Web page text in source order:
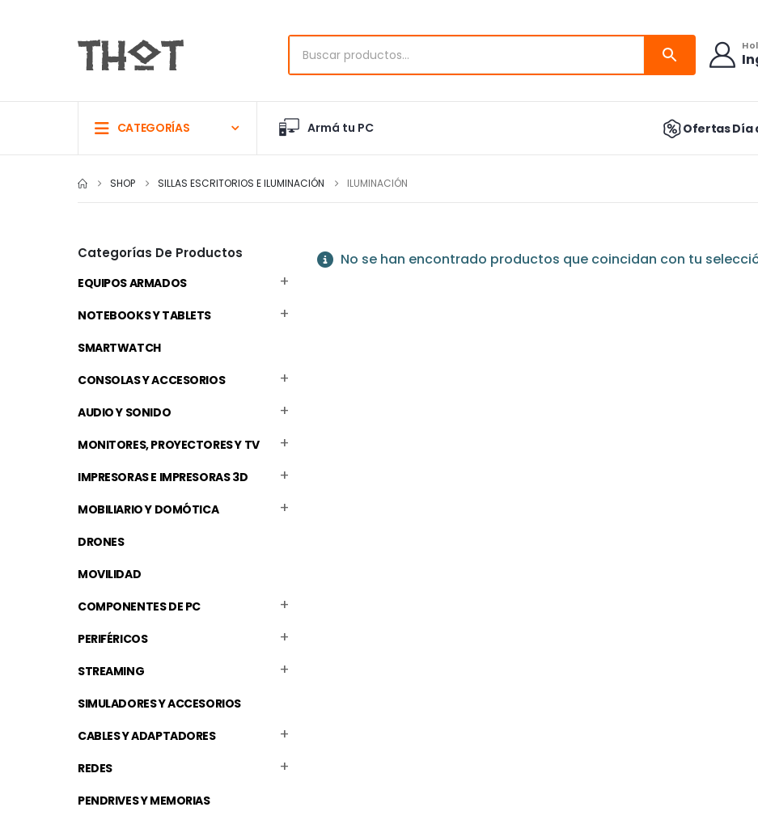
CATEGORÍAS Armá tu PC Ofertas Día
SHOP SILLAS ESCRITORIOS E ILUMINACIÓN ILUMINACIÓN
No se han encontrado productos que coincidan con tu
Categorías De Productos
EQUIPOS ARMADOS
NOTEBOOKS Y TABLETS
SMARTWATCH
CONSOLAS Y ACCESORIOS
AUDIO Y SONIDO
MONITORES, PROYECTORES Y TV
IMPRESORAS E IMPRESORAS 3D
MOBILIARIO Y DOMÓTICA
DRONES
MOVILIDAD
COMPONENTES DE PC
PERIFÉRICOS
STREAMING
SIMULADORES Y ACCESORIOS
CABLES Y ADAPTADORES
REDES
PENDRIVES Y MEMORIAS